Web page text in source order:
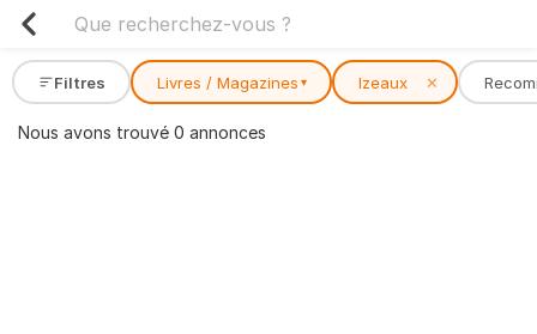
Filtres Livres / Magazines ▾ Izeaux ✕
Nous avons trouvé 0 annonces